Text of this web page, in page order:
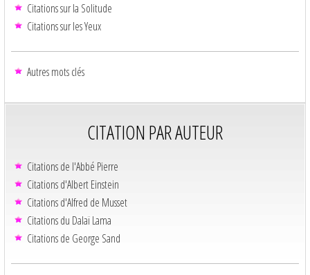
Citations sur la Solitude
Citations sur les Yeux
Autres mots clés
CITATION PAR AUTEUR
Citations de l'Abbé Pierre
Citations d'Albert Einstein
Citations d'Alfred de Musset
Citations du Dalaï Lama
Citations de George Sand